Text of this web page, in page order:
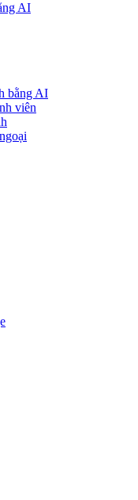
AI
bằng AI
viên